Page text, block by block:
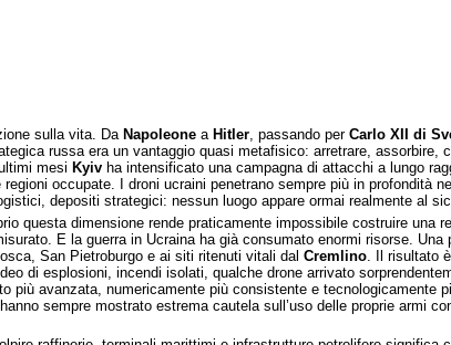
sulla vita. Da Napoleone a Hitler, passando per Carlo XII di
russa era un vantaggio quasi metafisico: arretrare,
mesi Kyiv ha intensificato una campagna di attacchi a lungo
occupate. I droni ucraini penetrano sempre più in profondità
depositi strategici: nessun luogo appare ormai realmente al
questa dimensione rende praticamente impossibile costruire una
E la guerra in Ucraina ha già consumato enormi risorse.
San Pietroburgo e ai siti ritenuti vitali dal Cremlino. Il risultato
di esplosioni, incendi isolati, qualche drone arrivato
più avanzata, numericamente più consistente e
sempre mostrato estrema cautela sull’uso delle proprie armi